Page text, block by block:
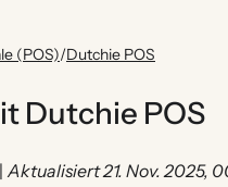
(POS)/Dutchie POS
Dutchie POS
| Aktualisiert 21. Nov. 2025,